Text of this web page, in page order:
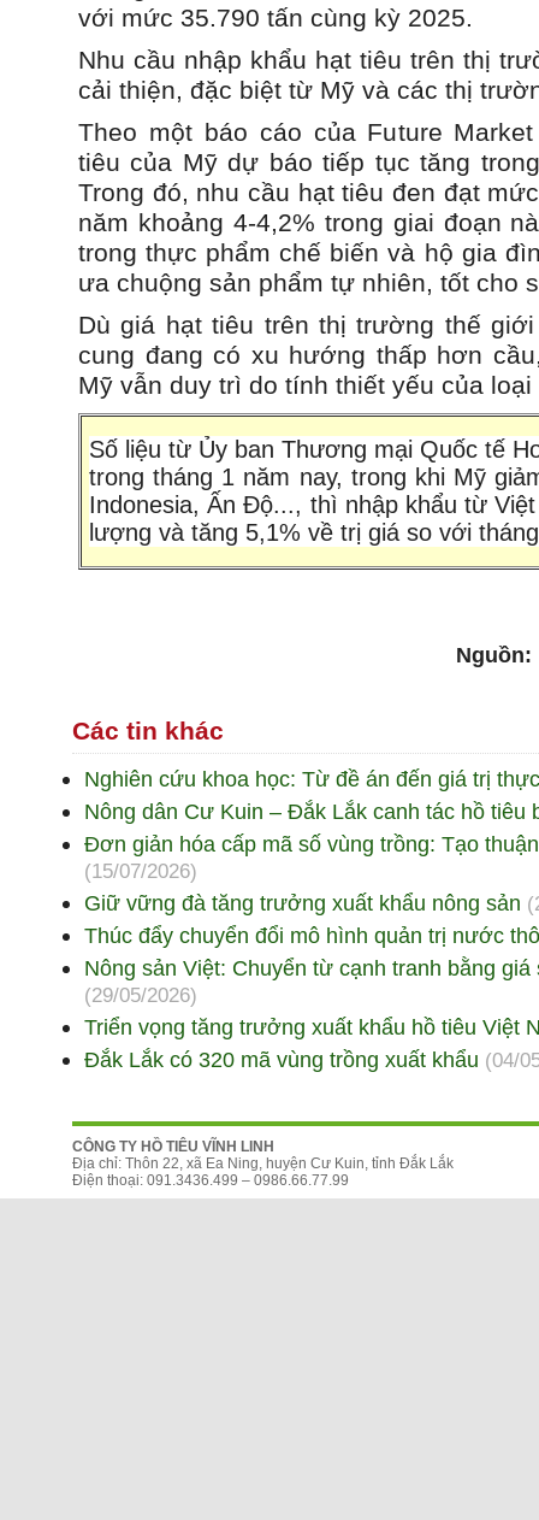
với mức 35.790 tấn cùng kỳ 2025.
Nhu cầu nhập khẩu hạt tiêu trên thị
cải thiện, đặc biệt từ Mỹ và các thị
Theo một báo cáo của Future
tiêu của Mỹ dự báo tiếp tục tăng
Trong đó, nhu cầu hạt tiêu đen đạt
năm khoảng 4-4,2% trong giai đoạn
trong thực phẩm chế biến và hộ gia
ưa chuộng sản phẩm tự nhiên, tốt cho
Dù giá hạt tiêu trên thị trường thế
cung đang có xu hướng thấp hơn
Mỹ vẫn duy trì do tính thiết yếu của loại
Số liệu từ Ủy ban Thương mại Quốc tế
trong tháng 1 năm nay, trong khi Mỹ
Indonesia, Ấn Độ..., thì nhập khẩu từ
lượng và tăng 5,1% về trị giá so với
Các tin khác
Nghiên cứu khoa học: Từ đề án đến giá trị
Nông dân Cư Kuin – Đắk Lắk canh tác hồ tiêu
Đơn giản hóa cấp mã số vùng trồng: Tạo
(15/07/2026)
Giữ vững đà tăng trưởng xuất khẩu nông sản
Thúc đẩy chuyển đổi mô hình quản trị nước
Nông sản Việt: Chuyển từ cạnh tranh bằng
(29/05/2026)
Triển vọng tăng trưởng xuất khẩu hồ tiêu Việt
Đắk Lắk có 320 mã vùng trồng xuất khẩu (04/
CÔNG TY HỒ TIÊU VĨNH LINH
Địa chỉ: Thôn 22, xã Ea Ning, huyện Cư Kuin, tỉnh Đắk Lắk
Điện thoại: 091.3436.499 – 0986.66.77.99